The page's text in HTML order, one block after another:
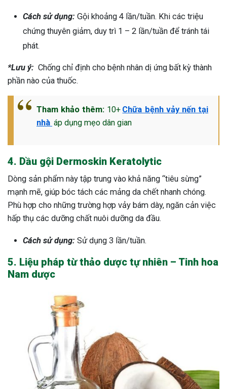
Cách sử dụng: Gội khoảng 4 lần/tuần. Khi các triệu
chứng thuyên giảm, duy trì 1 – 2 lần/tuần để tránh tái
phát.
*Lưu ý: Chống chỉ định cho bệnh nhân dị ứng bất kỳ thành
phần nào của thuốc.
Tham khảo thêm: 10+ Chữa bệnh vảy nến tại
nhà áp dụng mẹo dân gian
4. Dầu gội Dermoskin Keratolytic
Dòng sản phẩm này tập trung vào khả năng “tiêu sừng”
mạnh mẽ, giúp bóc tách các mảng da chết nhanh chóng.
Phù hợp cho những trường hợp vảy bám dày, ngăn cản việc
hấp thụ các dưỡng chất nuôi dưỡng da đầu.
Cách sử dụng: Sử dụng 3 lần/tuần.
5. Liệu pháp từ thảo dược tự nhiên – Tinh hoa
Nam dược